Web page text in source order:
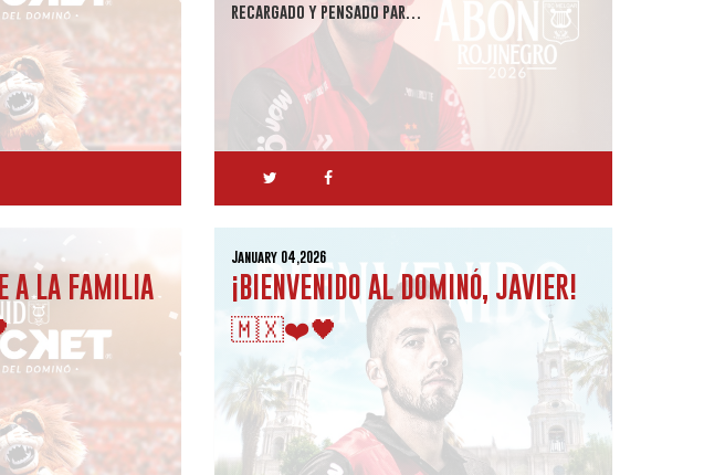
recargado y pensado par…
A LA FAMILIA
January 04,2026
¡BIENVENIDO AL DOMINÓ, JAVIER!
🇲🇽❤️🖤